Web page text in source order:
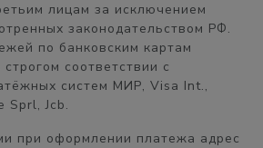
лицам за исключением
законодательством РФ.
по банковским картам
соответствии с
систем МИР, Visa Int.,
Sprl, Jcb.
при оформлении платежа адрес